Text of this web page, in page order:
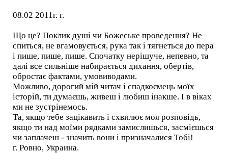
08.02 2011г. г.
Що це? Поклик душі чи Божеське проведення? Не
спиться, не вгамовується, рука так і тягнеться до пера
і пише, пише, пише. Спочатку нерішуче, непевно, та
далі все сильніше набирається дихання, обертів,
обростає фактами, умовиводами.
Можливо, дорогий мій читач і спадкоємець моїх
історій, ти думаєшь, живеш і любиш інакше. І в віках
ми не зустрінемось.
Та, якщо тебе зацікавить і схвилює моя розповідь,
якщо ти над моїми рядками замислишься, засмієшься
чи заплачеш - значить вони і призначалися Тобі!
г. Ровно, Украина.